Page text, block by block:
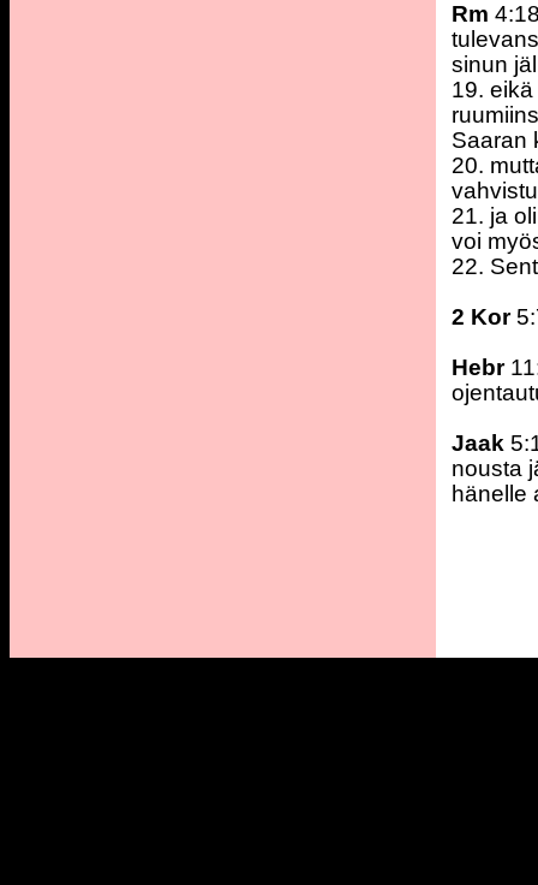
Rm
sinun
19.
Saaran
20.
21. ja
voi
22.
2 Kor
Hebr
Jaak
nousta
hänelle